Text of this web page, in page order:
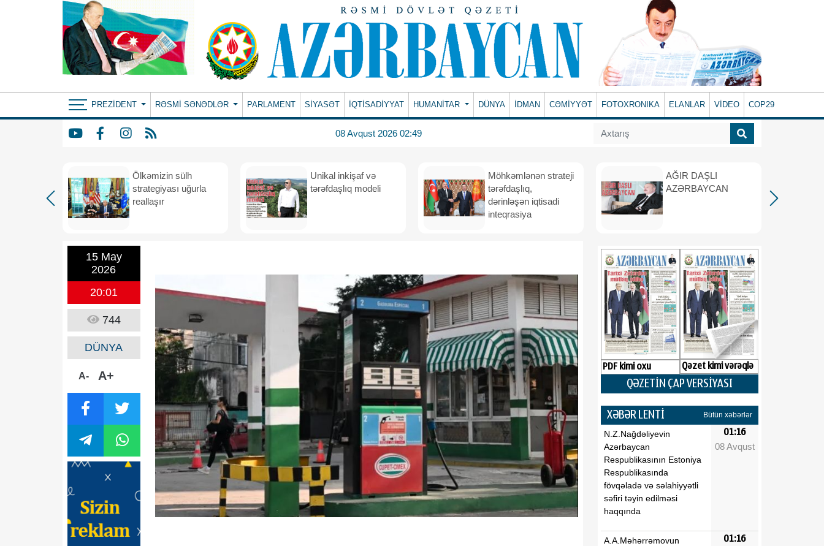
PREZIDENT RƏSMI SƏNƏDLƏR PARLAMENT SİYASƏT İQTİSADİYYAT HUMANITAR DÜNYA İDMAN CƏMİYYƏT FOTOXRONIKA ELANLAR VİDEO COP29
08 Avqust 2026 02:49
Ölkəmizin sülh
strategiyası uğurla
reallaşır
Unikal inkişaf və
tərəfdaşlıq modeli
Möhkəmlənən strateji
tərəfdaşlıq,
dərinləşən iqtisadi
inteqrasiya
AĞIR DAŞLI
AZƏRBAYCAN
15 May
2026
20:01
744
DÜNYA
A- A+
PDF kimi oxu Qəzet kimi vərəqlə
QƏZETİN ÇAP VERSİYASI
XƏBƏR LENTİ Bütün xəbərlər
N.Z.Nağdəliyevin
Azərbaycan
Respublikasının Estoniya
Respublikasında
fövqəladə və səlahiyyətli
səfiri təyin edilməsi
haqqında
01:16
08 Avqust
A.A.Məhərrəmovun
01:16